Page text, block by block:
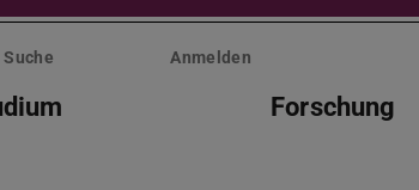
Suche Anmelden
Forschung